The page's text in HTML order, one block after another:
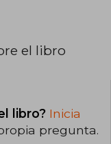
el libro
libro? Inicia
pregunta.